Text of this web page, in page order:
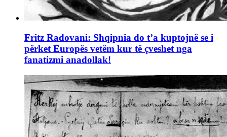
Fritz Radovani: Shqipnia do t’a kuptojnë se i
përket Europës vetëm kur të çveshet nga
fanatizmi anadollak!